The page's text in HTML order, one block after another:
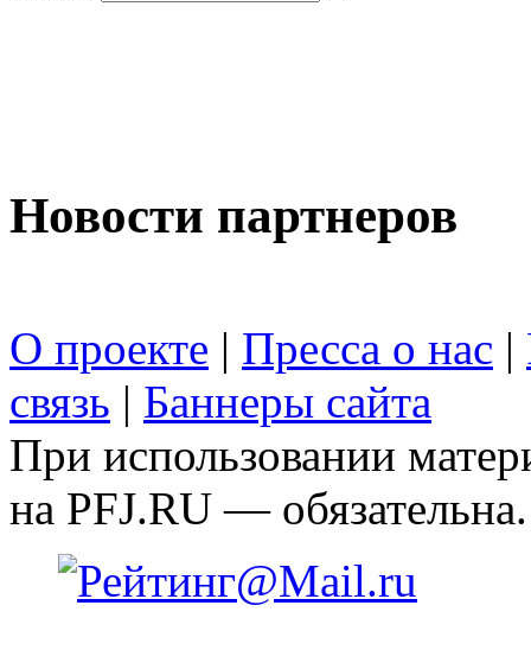
Новости партнеров
О проекте | Пресса о нас |
связь | Баннеры сайта
При использовании
на PFJ.RU — обязательна.